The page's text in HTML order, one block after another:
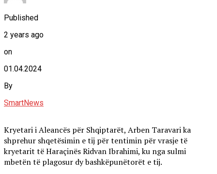
Published
2 years ago
on
01.04.2024
By
SmartNews
Kryetari i Aleancës për Shqiptarët, Arben Taravari ka
shprehur shqetësimin e tij për tentimin për vrasje të
kryetarit të Haraçinës Ridvan Ibrahimi, ku nga sulmi
mbetën të plagosur dy bashkëpunëtorët e tij.